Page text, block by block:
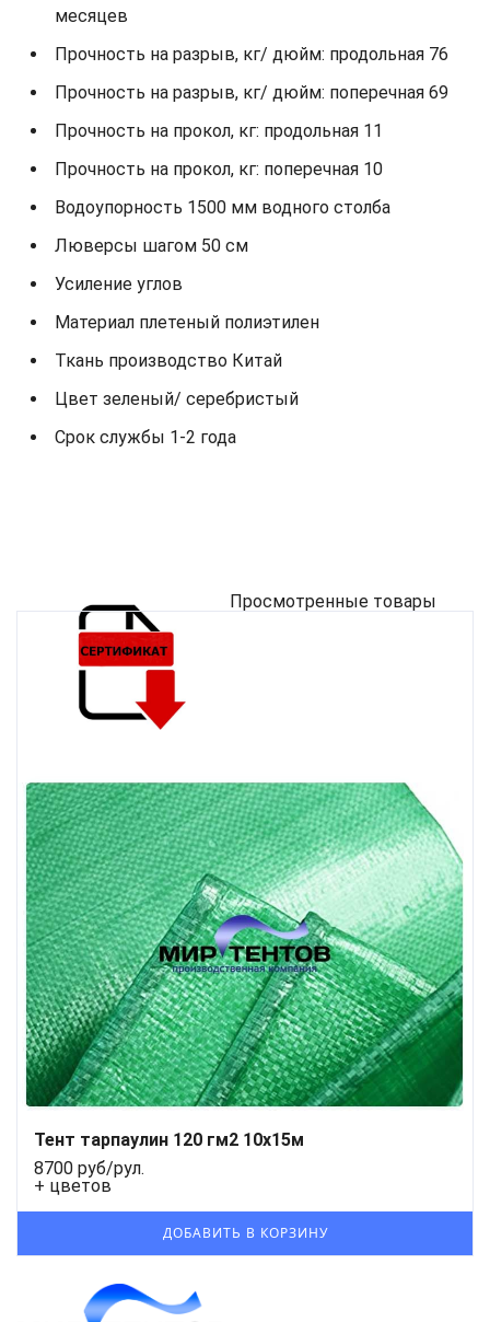
месяцев
Прочность на разрыв, кг/ дюйм: продольная 76
Прочность на разрыв, кг/ дюйм: поперечная 69
Прочность на прокол, кг: продольная 11
Прочность на прокол, кг: поперечная 10
Водоупорность 1500 мм водного столба
Люверсы шагом 50 см
Усиление углов
Материал плетеный полиэтилен
Ткань производство Китай
Цвет зеленый/ серебристый
Срок службы 1-2 года
Просмотренные товары
Тент тарпаулин 120 гм2 10x15м
8700 руб/рул.
+ цветов